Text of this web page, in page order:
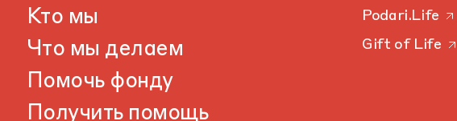
Кто мы
Что мы делаем
Помочь фонду
Получить помощь
Podari.Life
Gift of Life